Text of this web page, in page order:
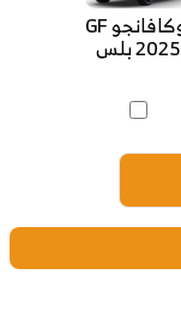
أوكافانجو GF
2025 بلس